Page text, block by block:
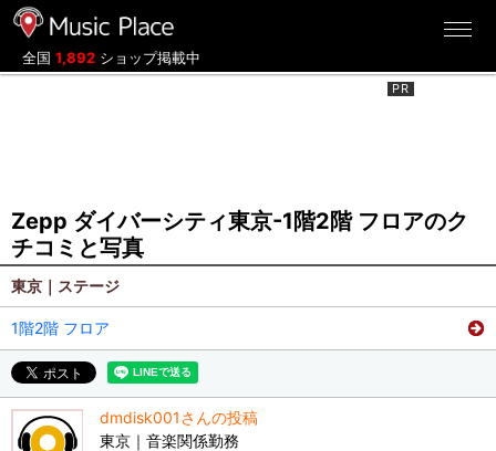
全国 1,892 ショップ掲載中
Zepp ダイバーシティ東京-1階2階 フロアのク
チコミと写真
東京｜ステージ
1階2階 フロア
dmdisk001さんの投稿
東京｜音楽関係勤務